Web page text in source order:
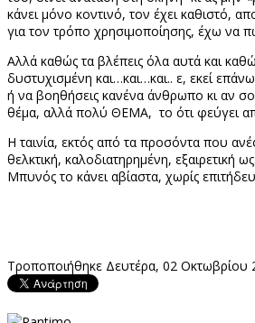
κάνει μόνο κοντινό, τον έχει καθιστό,
για τον τρόπο χρησιμοποίησης, έχω να
Αλλά καθώς τα βλέπεις όλα αυτά και
δυστυχισμένη και…και…και.. ε, εκεί
ή να βοηθήσεις κανένα άνθρωπο κι αν
θέμα, αλλά πολύ ΘΕΜΑ, το ότι φεύγει
Η ταινία, εκτός από τα προσόντα που
θελκτική, καλοδιατηρημένη,
Μπυνός το κάνει αβίαστα, χωρίς
Τροποποιήθηκε Δευτέρα, 02 Οκτωβρίου